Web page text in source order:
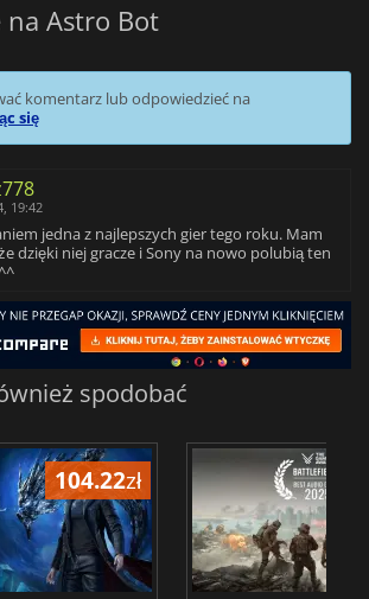
na Astro Bot
komentarz lub odpowiedzieć na
się
19:42
jedna z najlepszych gier tego roku. Mam
dzięki niej gracze i Sony na nowo polubią ten
spodobać
104.22zł